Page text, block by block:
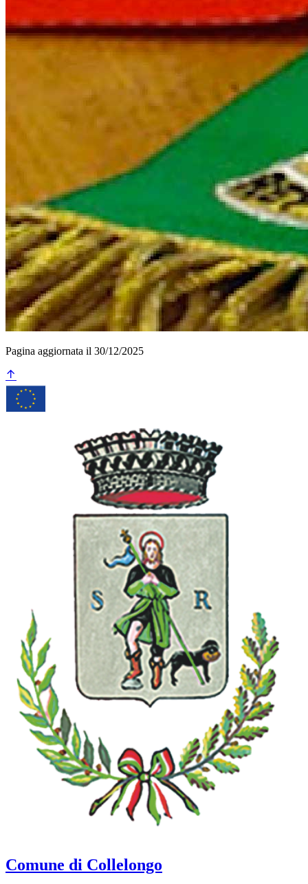
Pagina aggiornata il 30/12/2025
Comune di Collelongo